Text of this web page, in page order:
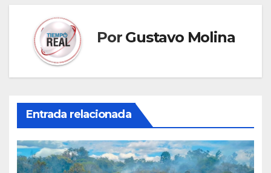
Por Gustavo Molina
Entrada relacionada